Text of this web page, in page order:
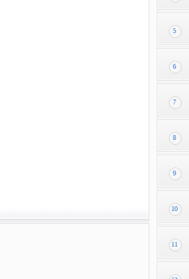
5
6
7
8
9
10
11